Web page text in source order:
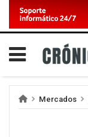
Mercados